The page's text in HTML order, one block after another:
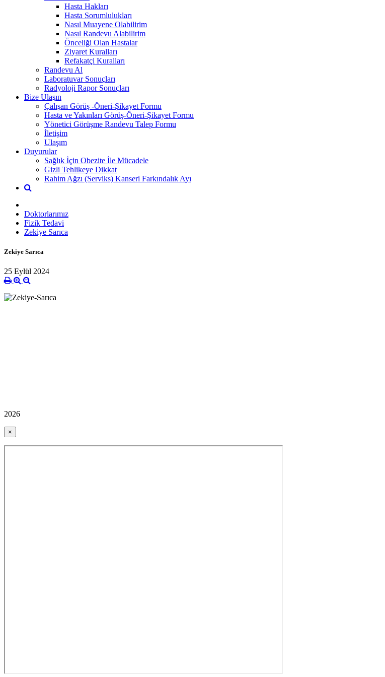
Hasta Hakları
Hasta Sorumlulukları
Nasıl Muayene Olabilirim
Nasıl Randevu Alabilirim
Önceliği Olan Hastalar
Ziyaret Kuralları
Refakatçi Kuralları
Randevu Al
Laboratuvar Sonuçları
Radyoloji Rapor Sonuçları
Bize Ulaşın
Çalışan Görüş -Öneri-Şikayet Formu
Hasta ve Yakınları Görüş-Öneri-Şikayet Formu
Yönetici Görüşme Randevu Talep Formu
İletişim
Ulaşım
Duyurular
Sağlık İçin Obezite İle Mücadele
Gizli Tehlikeye Dikkat
Rahim Ağzı (Serviks) Kanseri Farkındalık Ayı
Doktorlarımız
Fizik Tedavi
Zekiye Sarıca
Zekiye Sarıca
25 Eylül 2024
2026
×